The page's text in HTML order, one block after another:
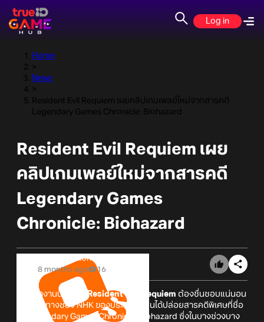
Log in
Home
>
News
>
Resident Evil Requiem เผยคลิปเกมเพลย์ใหม่จากสารคดี
Legendary Games Chronicle: Biohazard
Resident Evil Requiem เผย
คลิปเกมเพลย์ใหม่จากสารคดี
Legendary Games
Chronicle: Biohazard
Online Station
8 months ago
16
เรียกว่างานนี้แฟน ๆ Resident Evil Requiem ต้องชื่นชอบแน่นอน
เพราะว่าทางช่อง NHK ของประเทศญี่ปุนได้ปล่อยสารคดีพิเศษที่ชื่อ
ว่า Legendary Games Chronicle: Biohazard ซึ่งในบางช่วงบาง